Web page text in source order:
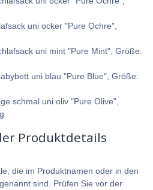
uni ocker "Pure Ochre",
uni mint "Pure Mint", Größe:
uni blau "Pure Blue", Größe:
schmal uni oliv "Pure Olive",
Produktdetails
die im Produktnamen oder in den
sind. Prüfen Sie vor der